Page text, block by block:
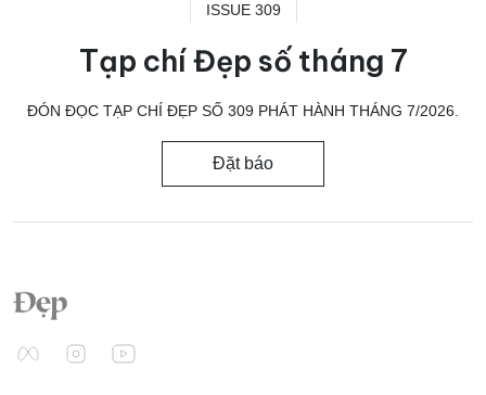
ISSUE 309
Tạp chí Đẹp số tháng 7
ĐÓN ĐỌC TẠP CHÍ ĐẸP SỐ 309 PHÁT HÀNH THÁNG 7/2026.
Đặt báo